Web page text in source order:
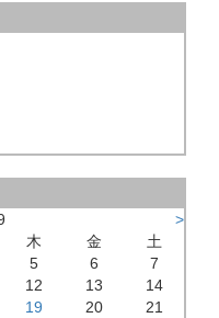
>
木 金
土
5 6
7
12 13
14
19 20
21